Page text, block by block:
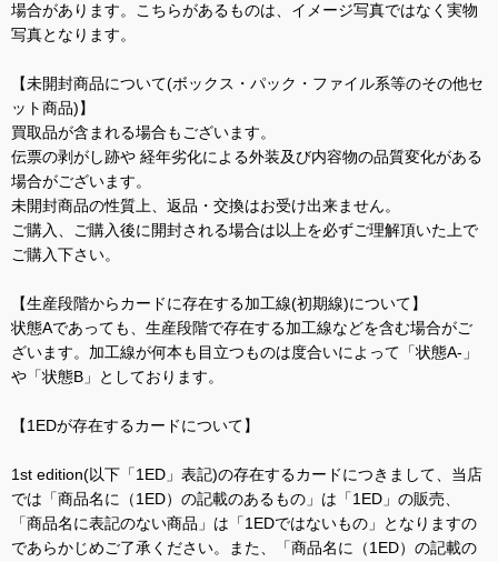
場合があります。こちらがあるものは、イメージ写真ではなく実物
写真となります。
【未開封商品について(ボックス・パック・ファイル系等のその他セ
ット商品)】
買取品が含まれる場合もございます。
伝票の剥がし跡や 経年劣化による外装及び内容物の品質変化がある
場合がございます。
未開封商品の性質上、返品・交換はお受け出来ません。
ご購入、ご購入後に開封される場合は以上を必ずご理解頂いた上で
ご購入下さい。
【生産段階からカードに存在する加工線(初期線)について】
状態Aであっても、生産段階で存在する加工線などを含む場合がご
ざいます。加工線が何本も目立つものは度合いによって「状態A-」
や「状態B」としております。
【1EDが存在するカードについて】
1st edition(以下「1ED」表記)の存在するカードにつきまして、当店
では「商品名に（1ED）の記載のあるもの」は「1ED」の販売、
「商品名に表記のない商品」は「1EDではないもの」となりますの
であらかじめご了承ください。また、「商品名に（1ED）の記載の